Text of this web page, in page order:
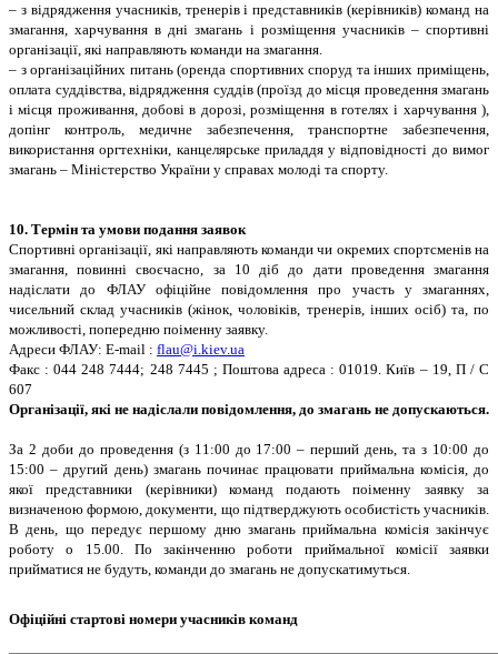
– з вiдрядження учасникiв, тренерiв i представникiв (керiвникiв) команд на
змагання, харчування в днi змагань i розмiщення учасникiв – спортивнi
органiзацiї, якi направляють команди на змагання.
– з органiзацiйних питань (оренда спортивних споруд та iнших примiщень,
оплата суддiвства, вiдрядження суддiв (проїзд до мiсця проведення змагань
i мiсця проживання, добовi в дорозi, розмiщення в готелях i харчування ),
допiнг контроль, медичне забезпечення, транспортне забезпечення,
використання оргтехнiки, канцелярське приладдя у вiдповiдностi до вимог
змагань – Мiнiстерство України у справах молодi та спорту.
10. Термiн та умови подання заявок
Спортивнi органiзацiї, якi направляють команди чи окремих спортсменiв на
змагання, повиннi своєчасно, за 10 дiб до дати проведення змагання
надiслати до ФЛАУ офiцiйне повiдомлення про участь у змаганнях,
чисельний склад учасникiв (жiнок, чоловiкiв, тренерiв, iнших осiб) та, по
можливостi, попередню поiменну заявку.
Адреси ФЛАУ: E-mail : flau@i.kiev.ua
Факс : 044 248 7444; 248 7445 ; Поштова адреса : 01019. Київ – 19, П / С
607
Органiзацiї, якi не надiслали повiдомлення, до змагань не допускаються.
За 2 доби до проведення (з 11:00 до 17:00 – перший день, та з 10:00 до
15:00 – другий день) змагань починає працювати приймальна комiсiя, до
якої представники (керiвники) команд подають поiменну заявку за
визначеною формою, документи, що пiдтверджують особистiсть учасникiв.
В день, що передує першому дню змагань приймальна комiсiя закiнчує
роботу о 15.00. По закiнченню роботи приймальної комiсiї заявки
прийматися не будуть, команди до змагань не допускатимуться.
Офiцiйнi стартовi номери учасникiв команд